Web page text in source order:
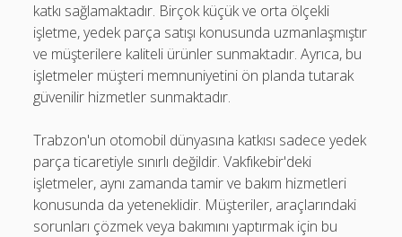
katkı sağlamaktadır. Birçok küçük ve orta ölçekli
işletme, yedek parça satışı konusunda uzmanlaşmıştır
ve müşterilere kaliteli ürünler sunmaktadır. Ayrıca, bu
işletmeler müşteri memnuniyetini ön planda tutarak
güvenilir hizmetler sunmaktadır.
Trabzon'un otomobil dünyasına katkısı sadece yedek
parça ticaretiyle sınırlı değildir. Vakfıkebir'deki
işletmeler, aynı zamanda tamir ve bakım hizmetleri
konusunda da yeteneklidir. Müşteriler, araçlarındaki
sorunları çözmek veya bakımını yaptırmak için bu